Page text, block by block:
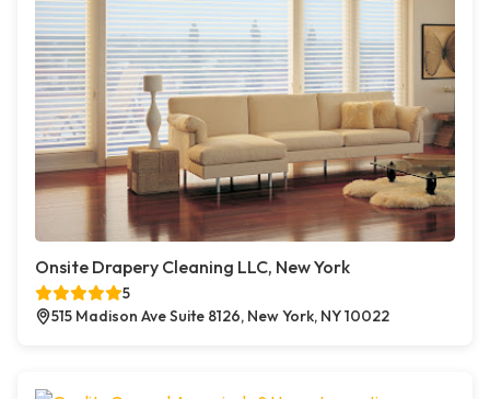
Onsite Drapery Cleaning LLC, New York
5
515 Madison Ave Suite 8126, New York, NY 10022